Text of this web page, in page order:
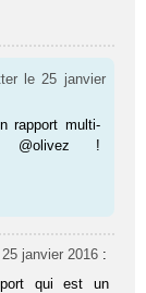
le 25 janvier
rapport multi-
@olivez !
25 janvier 2016 :
qui est un